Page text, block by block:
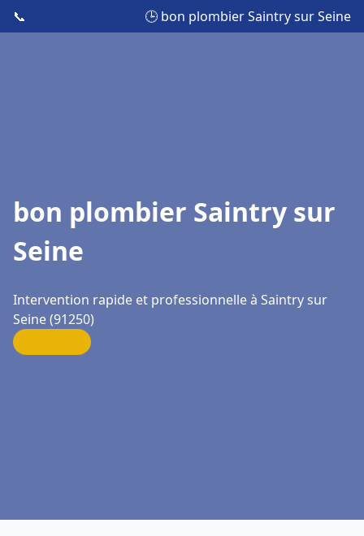
📞 🕒 bon plombier Saintry sur Seine
bon plombier Saintry sur
Seine
Intervention rapide et professionnelle à Saintry sur
Seine (91250)